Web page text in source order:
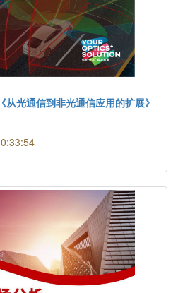
光通信到非光通信应用的扩展》